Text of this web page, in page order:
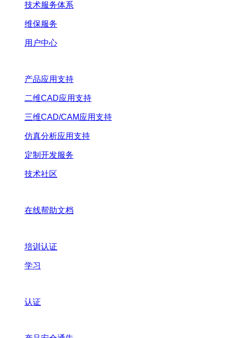
技术服务体系
维保服务
用户中心
产品应用支持
二维CAD应用支持
三维CAD/CAM应用支持
仿真分析应用支持
定制开发服务
技术社区
在线帮助文档
培训认证
学习
认证